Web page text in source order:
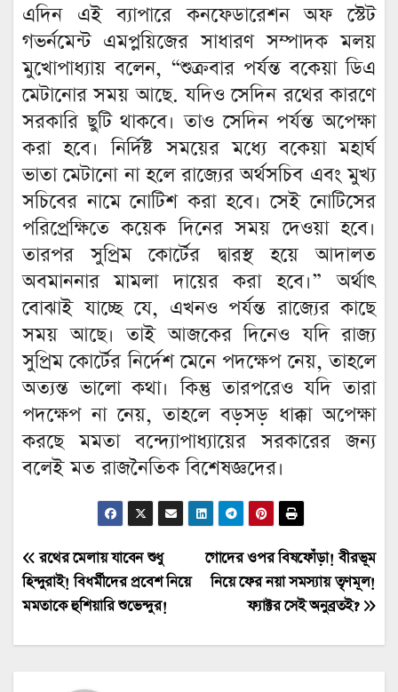
এদিন এই ব্যাপারে কনফেডারেশন অফ স্টেট
গভর্নমেন্ট এমপ্লয়িজের সাধারণ সম্পাদক মলয়
মুখোপাধ্যায় বলেন, “শুক্রবার পর্যন্ত বকেয়া ডিএ
মেটানোর সময় আছে. যদিও সেদিন রথের কারণে
সরকারি ছুটি থাকবে। তাও সেদিন পর্যন্ত অপেক্ষা
করা হবে। নির্দিষ্ট সময়ের মধ্যে বকেয়া মহার্ঘ
ভাতা মেটানো না হলে রাজ্যের অর্থসচিব এবং মুখ্য
সচিবের নামে নোটিশ করা হবে। সেই নোটিসের
পরিপ্রেক্ষিতে কয়েক দিনের সময় দেওয়া হবে।
তারপর সুপ্রিম কোর্টের দ্বারস্থ হয়ে আদালত
অবমাননার মামলা দায়ের করা হবে।” অর্থাৎ
বোঝাই যাচ্ছে যে, এখনও পর্যন্ত রাজ্যের কাছে
সময় আছে। তাই আজকের দিনেও যদি রাজ্য
সুপ্রিম কোর্টের নির্দেশ মেনে পদক্ষেপ নেয়, তাহলে
অত্যন্ত ভালো কথা। কিন্তু তারপরেও যদি তারা
পদক্ষেপ না নেয়, তাহলে বড়সড় ধাক্কা অপেক্ষা
করছে মমতা বন্দ্যোপাধ্যায়ের সরকারের জন্য
বলেই মত রাজনৈতিক বিশেষজ্ঞদের।
Post
navigation
গোদের ওপর বিষফোঁড়া! বীরভূম
নিয়ে ফের নয়া সমস্যায় তৃণমূল!
ফ্যাক্টর সেই অনুব্রতই?
রথের মেলায় যাবেন শুধু
হিন্দুরাই! বিধর্মীদের প্রবেশ নিয়ে
মমতাকে হুশিয়ারি শুভেন্দুর!